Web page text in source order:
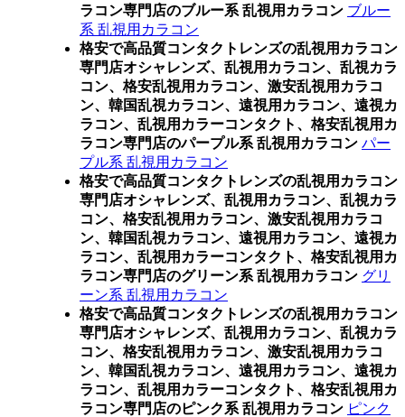
ラコン専門店のブルー系 乱視用カラコン ブルー
系 乱視用カラコン
格安で高品質コンタクトレンズの乱視用カラコン
専門店オシャレンズ、乱視用カラコン、乱視カラ
コン、格安乱視用カラコン、激安乱視用カラコ
ン、韓国乱視カラコン、遠視用カラコン、遠視カ
ラコン、乱視用カラーコンタクト、格安乱視用カ
ラコン専門店のパープル系 乱視用カラコン パー
プル系 乱視用カラコン
格安で高品質コンタクトレンズの乱視用カラコン
専門店オシャレンズ、乱視用カラコン、乱視カラ
コン、格安乱視用カラコン、激安乱視用カラコ
ン、韓国乱視カラコン、遠視用カラコン、遠視カ
ラコン、乱視用カラーコンタクト、格安乱視用カ
ラコン専門店のグリーン系 乱視用カラコン グリ
ーン系 乱視用カラコン
格安で高品質コンタクトレンズの乱視用カラコン
専門店オシャレンズ、乱視用カラコン、乱視カラ
コン、格安乱視用カラコン、激安乱視用カラコ
ン、韓国乱視カラコン、遠視用カラコン、遠視カ
ラコン、乱視用カラーコンタクト、格安乱視用カ
ラコン専門店のピンク系 乱視用カラコン ピンク